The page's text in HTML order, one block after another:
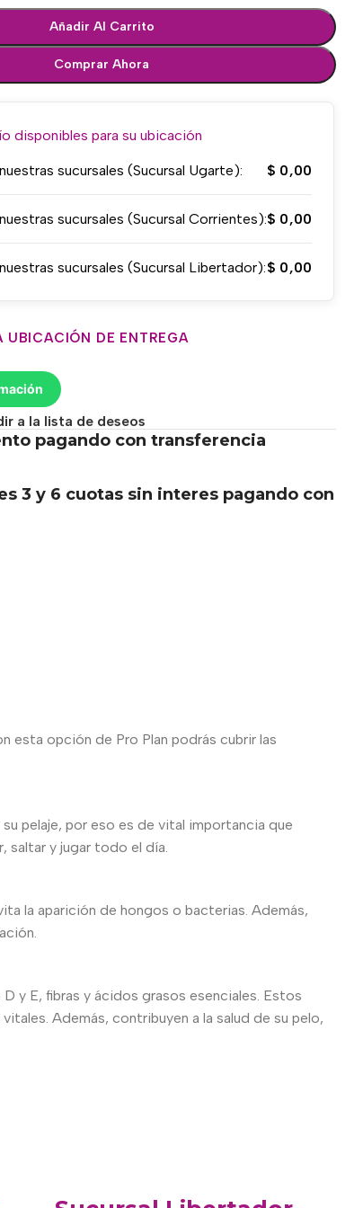
Añadir Al Carrito
Comprar Ahora
disponibles para su ubicación
sucursales (Sucursal Ugarte): $ 0,00
sucursales (Sucursal Corrientes):$ 0,00
sucursales (Sucursal Libertador):$ 0,00
UBICACIÓN DE ENTREGA
a la lista de deseos
pagando con transferencia
3 y 6 cuotas sin interes pagando con
esta opción de Pro Plan podrás cubrir las
pelaje, por eso es de vital importancia que
saltar y jugar todo el día.
la aparición de hongos o bacterias. Además,
y E, fibras y ácidos grasos esenciales. Estos
Además, contribuyen a la salud de su pelo,